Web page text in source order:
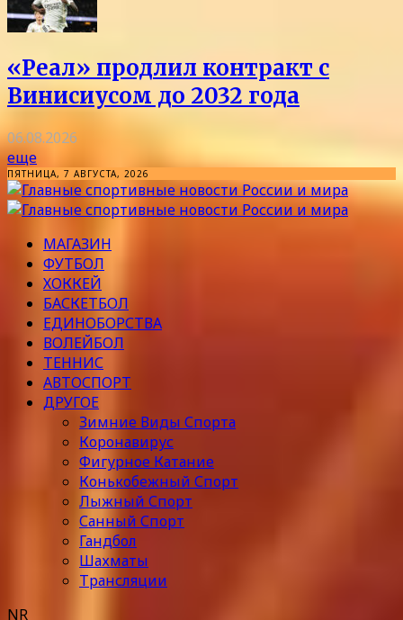
«Реал» продлил контракт с
Винисиусом до 2032 года
06.08.2026
еще
ПЯТНИЦА, 7 АВГУСТА, 2026
МАГАЗИН
ФУТБОЛ
ХОККЕЙ
БАСКЕТБОЛ
ЕДИНОБОРСТВА
ВОЛЕЙБОЛ
ТЕННИС
АВТОСПОРТ
ДРУГОЕ
Зимние Виды Спорта
Коронавирус
Фигурное Катание
Конькобежный Спорт
Лыжный Спорт
Санный Спорт
Гандбол
Шахматы
Трансляции
NR